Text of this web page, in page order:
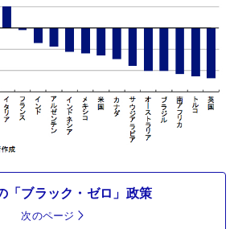
「ブラック・ゼロ」政策
次のページ